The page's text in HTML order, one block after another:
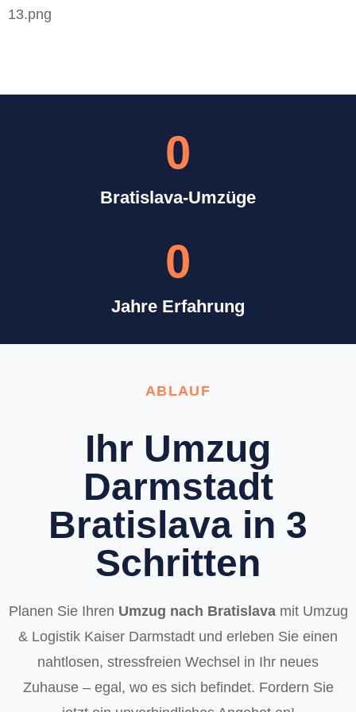
Bratislava-Umzüge
0
Jahre Erfahrung
0
ABLAUF
Ihr Umzug
Darmstadt
Bratislava in 3
Schritten
Planen Sie Ihren Umzug nach Bratislavamit Umzug
& Logistik Kaiser Darmstadt und erleben Sie einen
nahtlosen, stressfreien Wechsel in Ihr neues
Zuhause – egal, wo es sich befindet. Fordern Sie